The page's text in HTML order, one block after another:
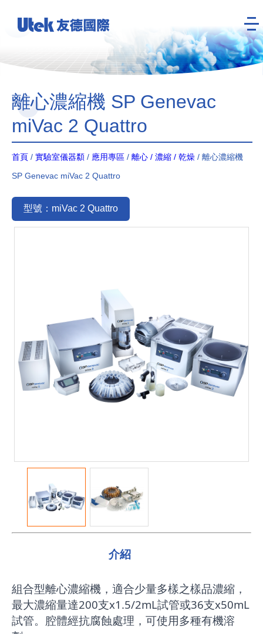
離心濃縮機 SP Genevac
miVac 2 Quattro
首頁 / 實驗室儀器纇 / 應用專區 / 離心 / 濃縮 / 乾燥 / 離心濃縮機
SP Genevac miVac 2 Quattro
型號：miVac 2 Quattro
介紹
組合型離心濃縮機，適合少量多樣之樣品濃縮，
最大濃縮量達200支x1.5/2mL試管或36支x50mL
試管。腔體經抗腐蝕處理，可使用多種有機溶